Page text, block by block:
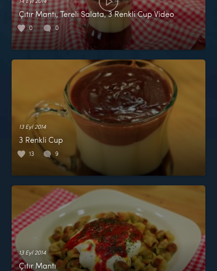
Çıtır Mantı, Tereli Salata, 3 Renkli Cup Video
0 0
13 Eyl 2014
3 Renkli Cup
13 9
13 Eyl 2014
Çıtır Mantı